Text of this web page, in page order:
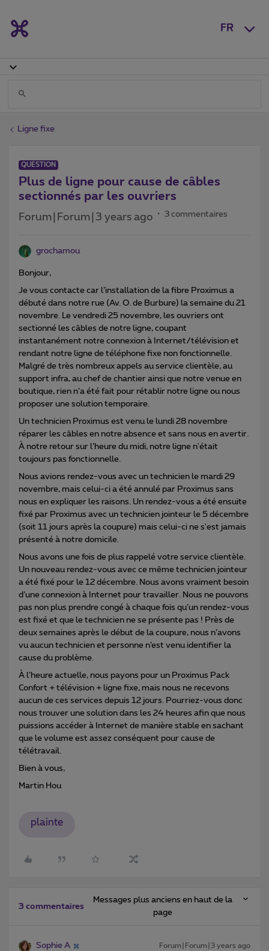
FR
Ligne fixe
QUESTION
Plus de ligne pour cause de câbles
sectionnés par les ouvriers
Forum|Forum|3 years ago 3 commentaires
grochamou
Bonjour,
Je vous contacte car l’installation de la fibre Proximus a
débuté dans notre rue (Av. O. de Burbure) la semaine du 21
novembre. Le vendredi 25 novembre, les ouvriers ont
sectionné les câbles de notre ligne, coupant
instantanément notre connexion à Internet/télévision et
rendant notre ligne de téléphone fixe non fonctionnelle.
Malgré de très nombreux appels au service clientèle, au
support infra, au chef de chantier ainsi que notre venue en
boutique, rien n’a été fait pour rétablir notre ligne ou nous
proposer une solution temporaire.
Un technicien Proximus est venu le lundi 28 novembre
réparer les câbles en notre absence et sans nous en avertir.
À notre retour sur l’heure du midi, notre ligne n'était
toujours pas fonctionnelle.
Nous avions rendez-vous avec un technicien le mardi 29
novembre, mais celui-ci a été annulé par Proximus sans
nous en expliquer les raisons. Un rendez-vous a été ensuite
fixé par Proximus avec un technicien jointeur le 5 décembre
(soit 11 jours après la coupure) mais celui-ci ne s'est jamais
présenté à notre domicile.
Nous avons une fois de plus rappelé votre service clientèle.
Un nouveau rendez-vous avec ce même technicien jointeur
a été fixé pour le 12 décembre. Nous avons vraiment besoin
d’une connexion à Internet pour travailler. Nous ne pouvons
pas non plus prendre congé à chaque fois qu’un rendez-vous
est fixé et que le technicien ne se présente pas ! Près de
deux semaines après le début de la coupure, nous n’avons
vu aucun technicien et personne n’est venu identifier la
cause du problème.
À l’heure actuelle, nous payons pour un Proximus Pack
Confort + télévision + ligne fixe, mais nous ne recevons
aucun de ces services depuis 12 jours. Pourriez-vous donc
nous trouver une solution dans les 24 heures afin que nous
puissions accéder à Internet de manière stable en sachant
que le volume est assez conséquent pour cause de
télétravail.
Bien à vous,
Martin Hou
plainte
3 commentaires
Messages plus anciens en haut de la
page
Sophie A Forum|Forum|3 years ago